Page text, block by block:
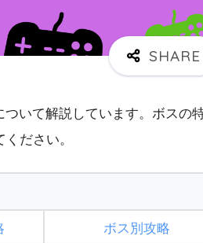
いて解説しています。ボスの
ださい。
ボス別攻略